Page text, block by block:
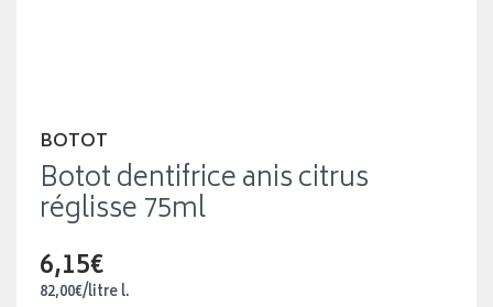
BOTOT
Botot dentifrice anis citrus
réglisse 75ml
6,15€
82,00€/litrel.